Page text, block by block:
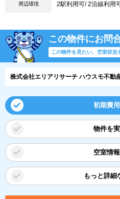
周辺環境 2駅利用可/ 2沿線利用
この物件にお問
この物件を見たい、空室状況
株式会社エリアリサーチ ハウスモ不動
初期費
物件を
空室情
もっと詳細